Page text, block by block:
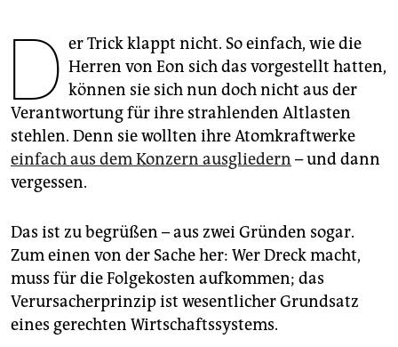
unterstützen
genossenschaft
epaper login
D er Trick klappt nicht. So einfach, wie die
Herren von Eon sich das vorgestellt hatten,
können sie sich nun doch nicht aus der
Verantwortung für ihre strahlenden Altlasten
stehlen. Denn sie wollten ihre Atomkraftwerke
einfach aus dem Konzern ausgliedern – und dann
vergessen.
Das ist zu begrüßen – aus zwei Gründen sogar.
Zum einen von der Sache her: Wer Dreck macht,
muss für die Folgekosten aufkommen; das
Verursacherprinzip ist wesentlicher Grundsatz
eines gerechten Wirtschaftssystems.